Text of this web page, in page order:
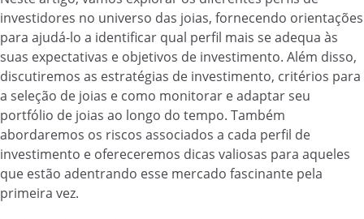
investidores no universo das joias, fornecendo orientações
para ajudá-lo a identificar qual perfil mais se adequa às
suas expectativas e objetivos de investimento. Além disso,
discutiremos as estratégias de investimento, critérios para
a seleção de joias e como monitorar e adaptar seu
portfólio de joias ao longo do tempo. Também
abordaremos os riscos associados a cada perfil de
investimento e ofereceremos dicas valiosas para aqueles
que estão adentrando esse mercado fascinante pela
primeira vez.